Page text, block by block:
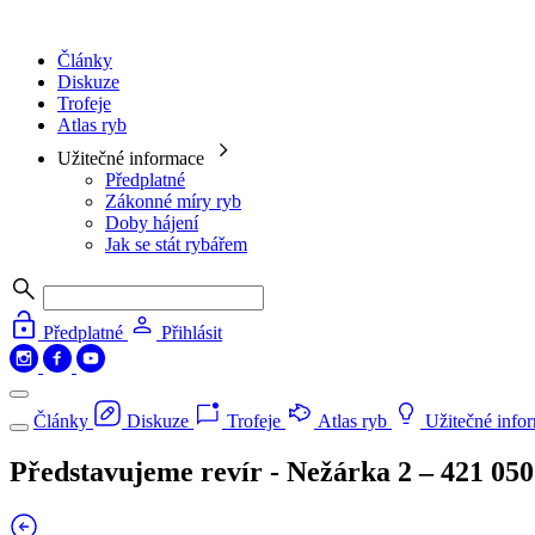
Články
Diskuze
Trofeje
Atlas ryb
Užitečné informace
Předplatné
Zákonné míry ryb
Doby hájení
Jak se stát rybářem
Předplatné Přihlásit
Články Diskuze Trofeje Atlas ryb Užitečné
Představujeme revír - Nežárka 2 – 421 050